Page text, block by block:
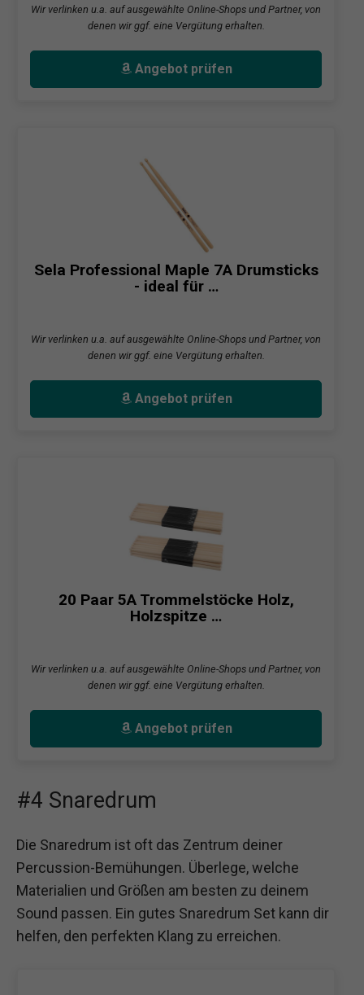
Wir verlinken u.a. auf ausgewählte Online-Shops und Partner, von
denen wir ggf. eine Vergütung erhalten.
Angebot prüfen
Sela Professional Maple 7A Drumsticks
- ideal für …
Wir verlinken u.a. auf ausgewählte Online-Shops und Partner, von
denen wir ggf. eine Vergütung erhalten.
Angebot prüfen
20 Paar 5A Trommelstöcke Holz,
Holzspitze …
Wir verlinken u.a. auf ausgewählte Online-Shops und Partner, von
denen wir ggf. eine Vergütung erhalten.
Angebot prüfen
#4 Snaredrum
Die Snaredrum ist oft das Zentrum deiner
Percussion-Bemühungen. Überlege, welche
Materialien und Größen am besten zu deinem
Sound passen. Ein gutes Snaredrum Set kann dir
helfen, den perfekten Klang zu erreichen.